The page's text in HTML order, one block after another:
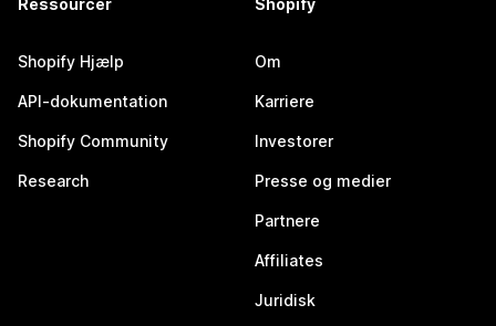
Ressourcer
Shopify Hjælp
API-dokumentation
Shopify Community
Research
Shopify
Om
Karriere
Investorer
Presse og medier
Partnere
Affiliates
Juridisk